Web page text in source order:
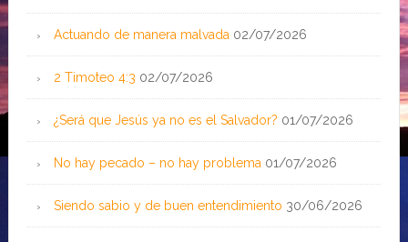
Actuando de manera malvada 02/07/2026
2 Timoteo 4:3 02/07/2026
¿Será que Jesús ya no es el Salvador? 01/07/2026
No hay pecado – no hay problema 01/07/2026
Siendo sabio y de buen entendimiento 30/06/2026